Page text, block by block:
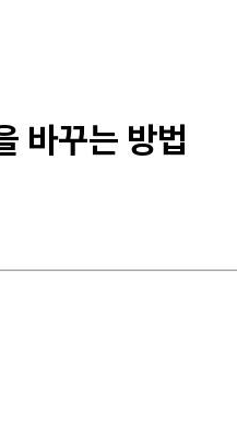
바꾸는 방법